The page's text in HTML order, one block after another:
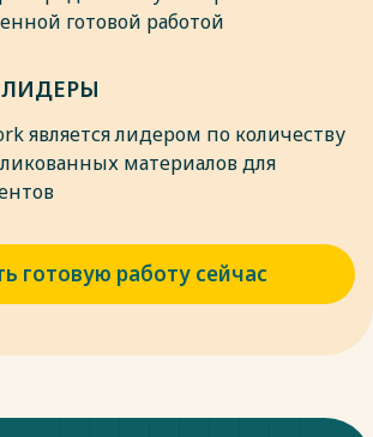
готовой работой
является лидером по количеству
материалов для
готовую работу сейчас